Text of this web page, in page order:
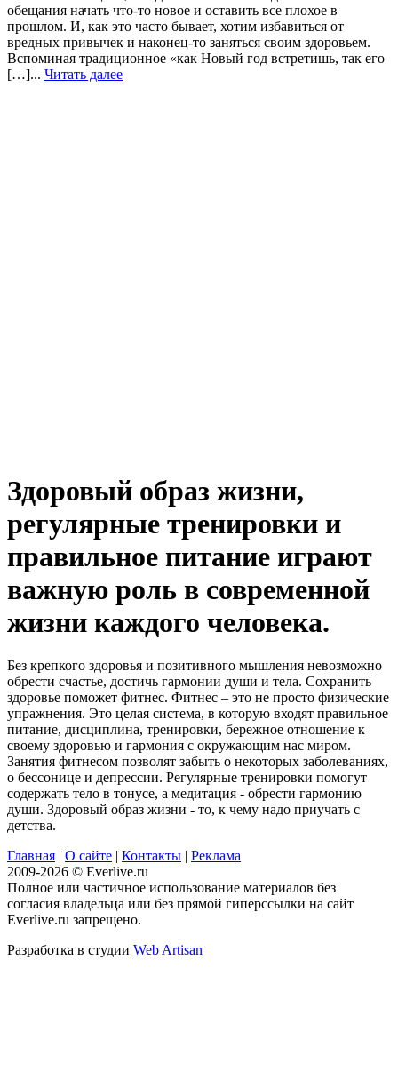
обещания начать что-то новое и оставить все плохое в
прошлом. И, как это часто бывает, хотим избавиться от
вредных привычек и наконец-то заняться своим здоровьем.
Вспоминая традиционное «как Новый год встретишь, так его
[…]... Читать далее
Здоровый образ жизни,
регулярные тренировки и
правильное питание играют
важную роль в современной
жизни каждого человека.
Без крепкого здоровья и позитивного мышления невозможно
обрести счастье, достичь гармонии души и тела. Сохранить
здоровье поможет фитнес. Фитнес – это не просто физические
упражнения. Это целая система, в которую входят правильное
питание, дисциплина, тренировки, бережное отношение к
своему здоровью и гармония с окружающим нас миром.
Занятия фитнесом позволят забыть о некоторых заболеваниях,
о бессонице и депрессии. Регулярные тренировки помогут
содержать тело в тонусе, а медитация - обрести гармонию
души. Здоровый образ жизни - то, к чему надо приучать с
детства.
Главная
О сайте Контакты
Реклама
2009-2026 © Everlive.ru
Полное или частичное использование материалов без
согласия владельца или без прямой гиперссылки на сайт
Everlive.ru запрещено.
Разработка в студии Web Artisan